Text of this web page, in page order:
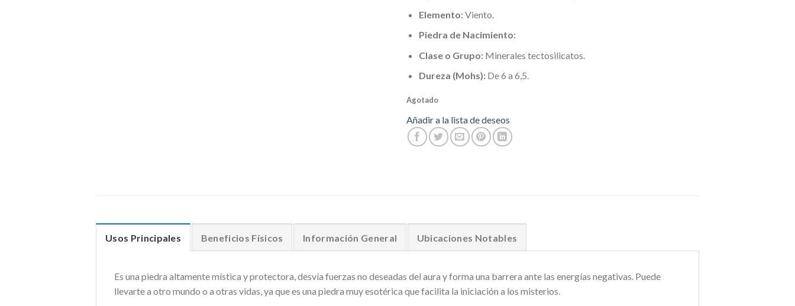
Elemento:Viento.
Piedra de Nacimiento:
Clase o Grupo:Minerales tectosilicatos.
Dureza (Mohs):De 6 a 6,5.
Agotado
Añadir a la lista de deseos
Usos Principales Beneficios Físicos Información General Ubicaciones Notables
Es una piedra altamente mística y protectora, desvía fuerzas no deseadas del aura y forma una barrera ante las energías negativas. Puede
llevarte a otro mundo o a otras vidas, ya que es una piedra muy esotérica que facilita la iniciación a los misterios.